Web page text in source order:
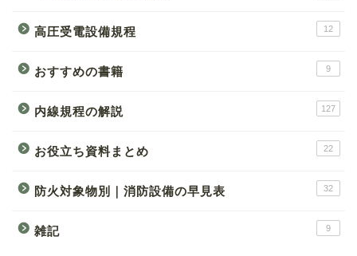
高圧受電設備規程 12
おすすめの書籍 9
内線規程の解説 127
お役立ち資料まとめ 22
防火対象物別｜消防設備の早見表 32
雑記 9